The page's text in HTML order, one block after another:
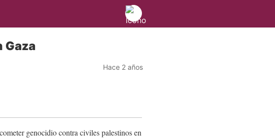
Gaza
Hace 2 años
genocidio contra civiles palestinos en